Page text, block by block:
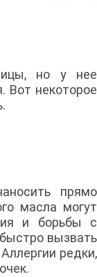
но у нее
Вот некоторое
прямо
масла могут
и борьбы с
вызвать
редки,